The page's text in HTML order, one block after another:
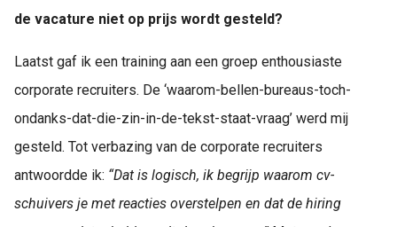
de vacature niet op prijs wordt gesteld?
Laatst gaf ik een training aan een groep enthousiaste
corporate recruiters. De ‘waarom-bellen-bureaus-toch-
ondanks-dat-die-zin-in-de-tekst-staat-vraag’ werd mij
gesteld. Tot verbazing van de corporate recruiters
antwoordde ik: “Dat is logisch, ik begrijp waarom cv-
schuivers je met reacties overstelpen en dat de hiring